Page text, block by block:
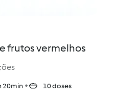
frutos vermelhos
20min 10 doses